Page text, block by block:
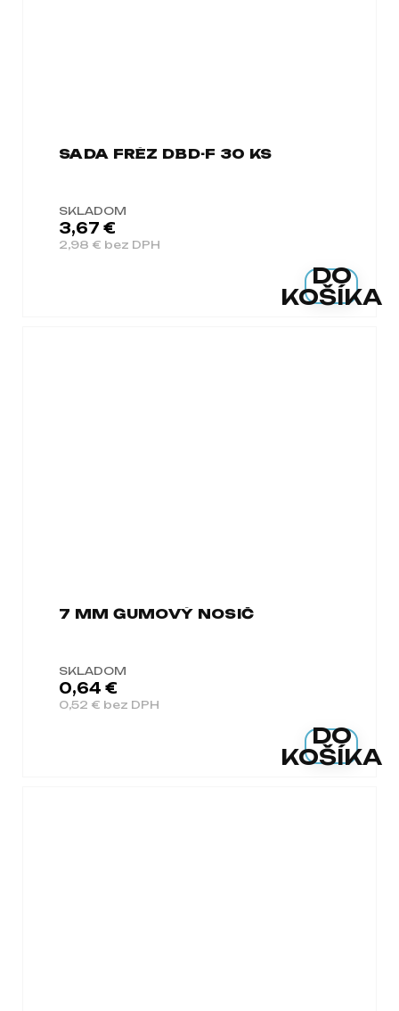
SADA FRÉZ DBD-F 30 KS
SKLADOM
2,98 € bez DPH
3,67 €
DO
KOŠÍKA
7 MM GUMOVÝ NOSIČ
SKLADOM
0,52 € bez DPH
0,64 €
DO
KOŠÍKA